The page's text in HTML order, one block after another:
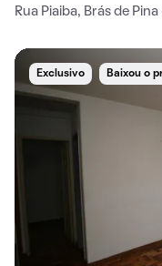
Rua Piaiba, Brás de Pina
Exclusivo Baixou o